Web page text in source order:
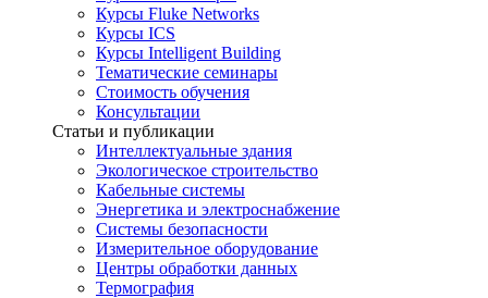
Курсы Fluke Networks
Курсы ICS
Курсы Intelligent Building
Тематические семинары
Стоимость обучения
Консультации
Статьи и публикации
Интеллектуальные здания
Экологическое строительство
Кабельные системы
Энергетика и электроснабжение
Системы безопасности
Измерительное оборудование
Центры обработки данных
Термография